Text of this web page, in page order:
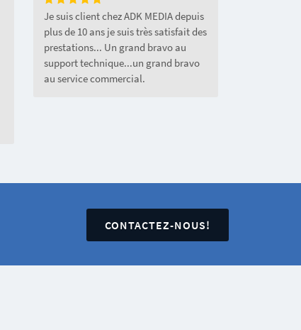
Je suis client chez ADK MEDIA depuis
plus de 10 ans je suis très satisfait des
prestations... Un grand bravo au
support technique...un grand bravo
au service commercial.
CONTACTEZ-NOUS!